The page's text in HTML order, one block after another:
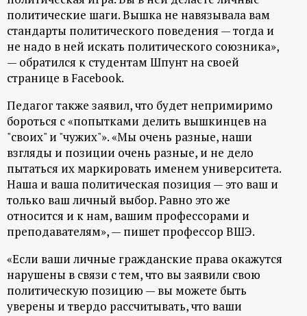
п
о
р
т
а
л
политические шаги. Вышка не навязывала вам
стандарты политического поведения — тогда и
не надо в ней искать политического союзника»,
— обратился к студентам Шпунт на своей
странице в Facebook.
Педагог также заявил, что будет непримиримо
бороться с «попытками делить вышкинцев на
"своих" и "чужих"». «Мы очень разные, наши
взгляды и позиции очень разные, и не дело
пытаться их маркировать именем университета.
Наша и ваша политическая позиция — это ваш и
только ваш личный выбор. Равно это же
относится и к нам, вашим профессорами и
преподавателям», — пишет профессор ВШЭ.
«Если ваши личные гражданские права окажутся
нарушены в связи с тем, что вы заявили свою
политическую позицию — вы можете быть
уверены и твердо рассчитывать, что ваши